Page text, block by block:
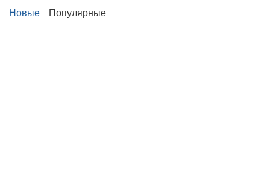
Новые Популярные